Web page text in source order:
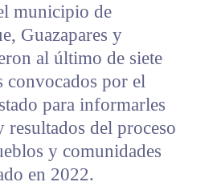
municipio de
Guazapares y
al último de siete
convocados por el
para informarles
resultados del proceso
y comunidades
en 2022.